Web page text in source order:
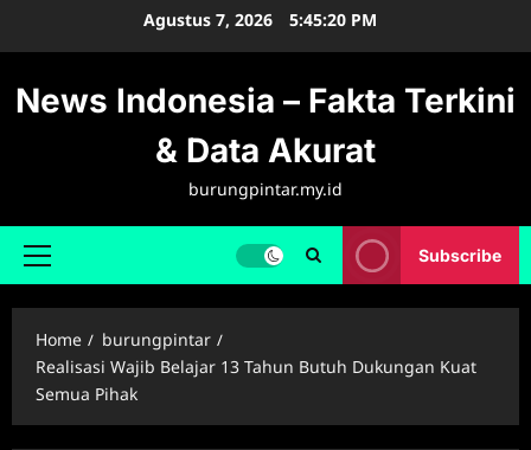
Agustus 7, 2026 5:45:21 PM
News Indonesia – Fakta Terkini
& Data Akurat
burungpintar.my.id
Primary
Subscribe
Home
burungpintar
Realisasi Wajib Belajar 13 Tahun Butuh Dukungan Kuat
Semua Pihak